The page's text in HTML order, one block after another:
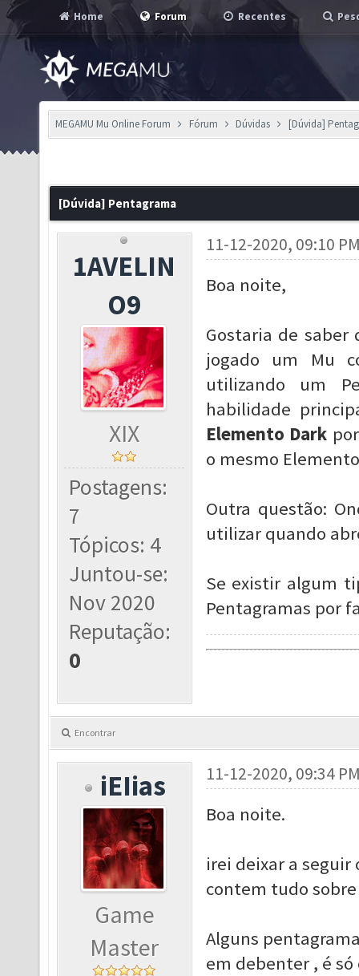
Home Forum Recentes
MEGAMU Mu Online Forum Fórum Dúvidas [Dúvida]
[Dúvida] Pentagrama
1AVELIN
O9
XIX
Postagens:
7
Tópicos: 4
Juntou-se:
Nov 2020
Reputação:
0
11-12-2020, 09:10
Boa noite,
Gostaria de saber
jogado um Mu
utilizando um
habilidade
Elemento Dark
o mesmo
Outra questão:
utilizar quando
Se existir algum
Pentagramas por
Encontrar
iEIias
Game
Master
11-12-2020, 09:34
Boa noite.
irei deixar a seguir
contem tudo
Alguns
em debenter , é